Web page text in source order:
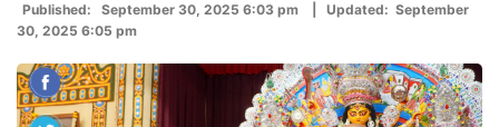
Published: September 30, 2025 6:03 pm | Updated: September
30, 2025 6:05 pm